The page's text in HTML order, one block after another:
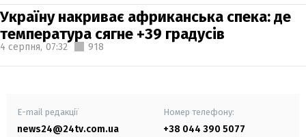
Україну накриває африканська спека: де
температура сягне +39 градусів
4 серпня, 07:32 918
E-mail редакції
news24@24tv.com.ua
Номер телефону:
+38 044 390 5077